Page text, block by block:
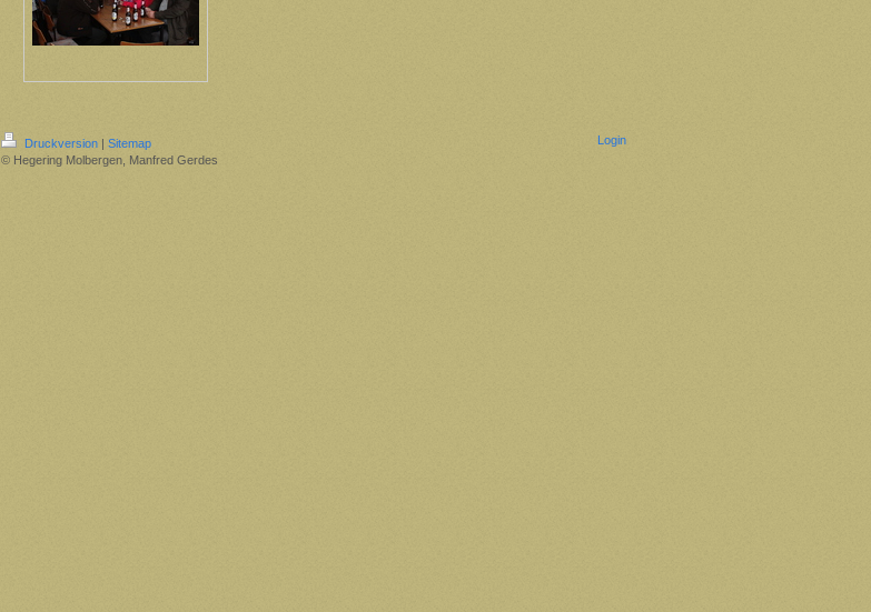
Druckversion | Sitemap
© Hegering Molbergen, Manfred Gerdes
Login